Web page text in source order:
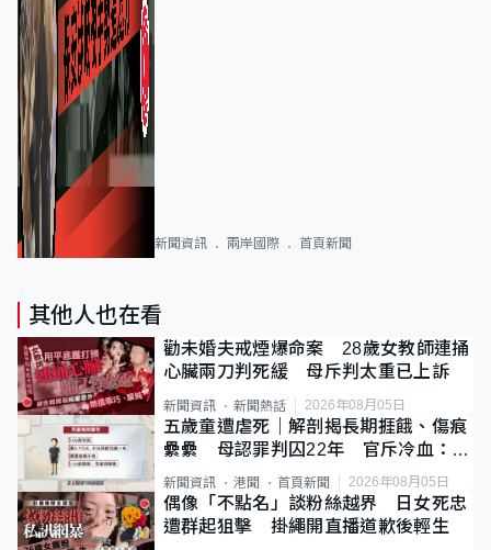
新聞資訊 兩岸國際 首頁新聞
其他人也在看
勸未婚夫戒煙爆命案 28歲女教師連捅
心臟兩刀判死緩 母斥判太重已上訴
新聞資訊 新聞熱話 2026年08月05日
五歲童遭虐死｜解剖揭長期捱餓、傷痕
纍纍 母認罪判囚22年 官斥冷血：同
類案最惡劣
新聞資訊 港聞 首頁新聞 2026年08月05日
偶像「不點名」談粉絲越界 日女死忠
遭群起狙擊 掛繩開直播道歉後輕生